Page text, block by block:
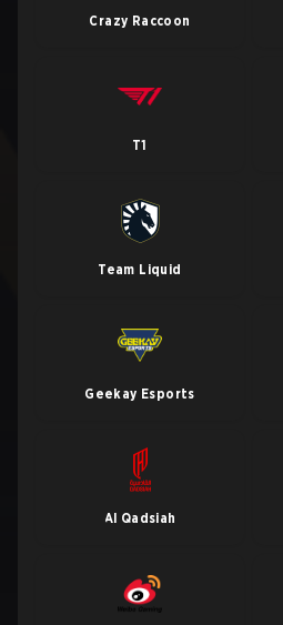
Crazy Raccoon
T1
Team Liquid
Geekay Esports
Al Qadsiah